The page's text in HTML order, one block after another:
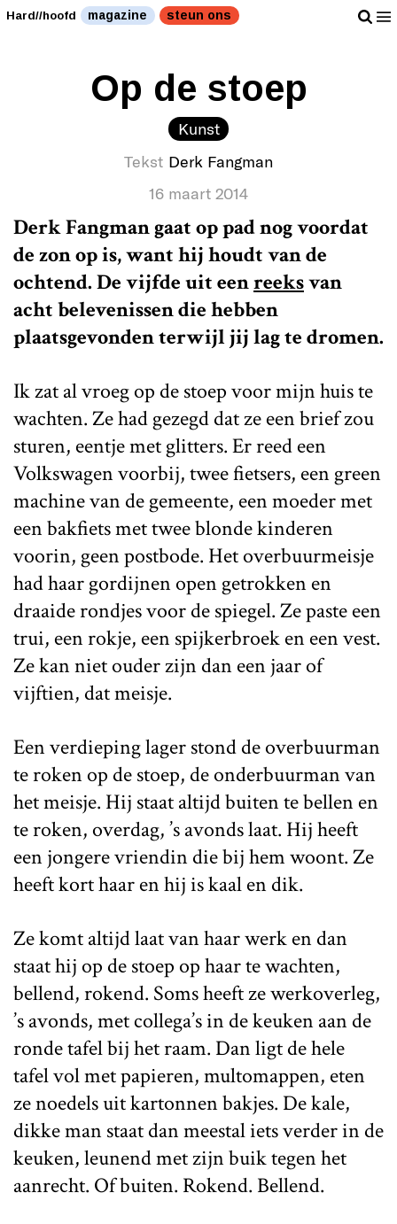
Hard//hoofd magazine steun ons
Op de stoep
Kunst
Tekst Derk Fangman
16 maart 2014
Derk Fangman gaat op pad nog voordat
de zon op is, want hij houdt van de
ochtend. De vijfde uit eenreeksvan
acht belevenissen die hebben
plaatsgevonden terwijl jij lag te dromen.
Ik zat al vroeg op de stoep voor mijn huis te
wachten. Ze had gezegd dat ze een brief zou
sturen, eentje met glitters. Er reed een
Volkswagen voorbij, twee fietsers, een green
machine van de gemeente, een moeder met
een bakfiets met twee blonde kinderen
voorin, geen postbode. Het overbuurmeisje
had haar gordijnen open getrokken en
draaide rondjes voor de spiegel. Ze paste een
trui, een rokje, een spijkerbroek en een vest.
Ze kan niet ouder zijn dan een jaar of
vijftien, dat meisje.
Een verdieping lager stond de overbuurman
te roken op de stoep, de onderbuurman van
het meisje. Hij staat altijd buiten te bellen en
te roken, overdag, ’s avonds laat. Hij heeft
een jongere vriendin die bij hem woont. Ze
heeft kort haar en hij is kaal en dik.
Ze komt altijd laat van haar werk en dan
staat hij op de stoep op haar te wachten,
bellend, rokend. Soms heeft ze werkoverleg,
’s avonds, met collega’s in de keuken aan de
ronde tafel bij het raam. Dan ligt de hele
tafel vol met papieren, multomappen, eten
ze noedels uit kartonnen bakjes. De kale,
dikke man staat dan meestal iets verder in de
keuken, leunend met zijn buik tegen het
aanrecht. Of buiten. Rokend. Bellend.